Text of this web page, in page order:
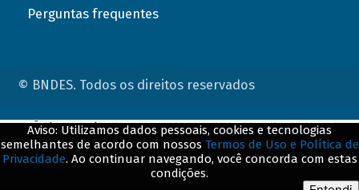
Perguntas frequentes
© BNDES. Todos os direitos reservados
Aviso: Utilizamos dados pessoais, cookies e tecnologias
semelhantes de acordo com nossos Termos de Uso e Política de
Privacidade. Ao continuar navegando, você concorda com estas
condições.
ConteÃºdo complementar
${title}${badge}